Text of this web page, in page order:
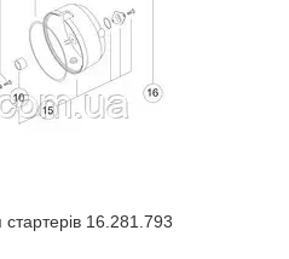
16.281.793